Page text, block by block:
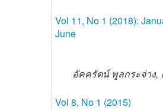
Vol 11, No 1 (2018):
June
อัคครัตน์ พูลกระจ่าง
Vol 8, No 1 (2015)